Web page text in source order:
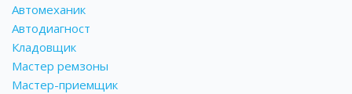
Автомеханик
Автодиагност
Кладовщик
Мастер ремзоны
Мастер-приемщик